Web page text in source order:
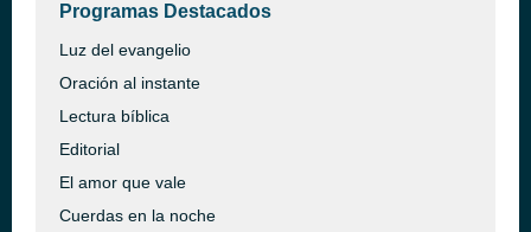
Programas Destacados
Luz del evangelio
Oración al instante
Lectura bíblica
Editorial
El amor que vale
Cuerdas en la noche